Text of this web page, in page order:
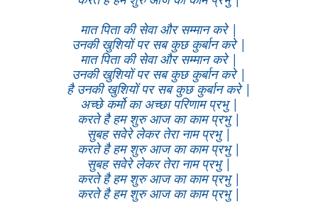
मात पिता की सेवा और सम्मान करे |
उनकी खुशियों पर सब कुछ कुर्बान करे |
मात पिता की सेवा और सम्मान करे |
उनकी खुशियों पर सब कुछ कुर्बान करे |
है उनकी खुशियों पर सब कुछ कुर्बान करे |
अच्छे कर्मो का अच्छा परिणाम प्रभु |
करते है हम शुरु आज का काम प्रभु |
सुबह सवेरे लेकर तेरा नाम प्रभु |
करते है हम शुरु आज का काम प्रभु |
सुबह सवेरे लेकर तेरा नाम प्रभु |
करते है हम शुरु आज का काम प्रभु |
करते है हम शुरु आज का काम प्रभु |